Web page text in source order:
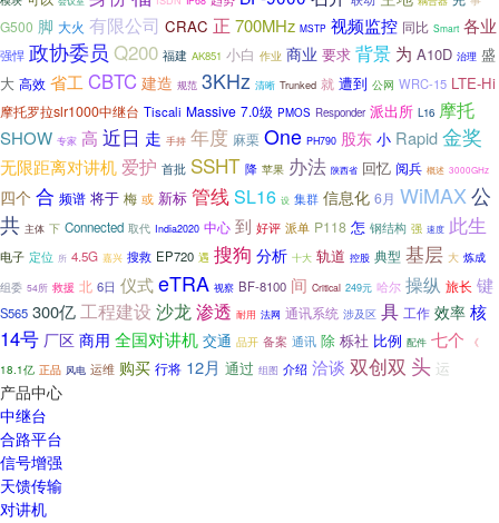
G500 脚 大火 有限公司 CRAC 正 700MHz MSTP 视频监控 同比 Smart 各业
强悍 政协委员 Q200 福建 AK851 小白 作业 商业 要求 背景 为 A10D 治理 盛
大 高效 省工 CBTC 建造 规范 3KHz 清晰 Trunked 就 遭到 公网 WRC-15 LTE-Hi
摩托罗拉slr1000中继台 Tiscali Massive 7.0级 PMOS Responder 派出所 L16 摩托
SHOW 专家 高 近日 走 手持 年度 麻栗 One PH790 股东 小 Rapid金奖
无限距离对讲机爱护 首批 SSHT 降 苹果 办法 陕西省 回忆 阅兵 概述 3000GHz
四个 合 频谱 将于 梅 或 新标 管线SL16 设 集群 信息化 6月 WiMAX 公
共 主体 下 Connected 取代 India2020 中心 到 好评 派单 P118 怎 钢结构 强 速度 此生
电子 定位 所 4.5G 嘉兴 搜救 EP720 遇 搜狗 分析 十大 轨道 控股 典型 基层 大 炼成
组委 54所 救援 北 6日 仪式eTRA 视察 BF-8100 间 Critical 249元 哈尔 操纵 旅长 键
S565 300亿工程建设 沙龙 渗透 耐用 法网 通讯系统 涉及区 具 工作 效率核
14号 厂区 商用 全国对讲机 交通 品开 备案 通讯 除 栎社 比例 配件 七个 《
18.1亿 正品 风电 运维 购买 行将 12月 通过 组图 介绍 洽谈 双创双 头 运
产品中心
中继台
合路平台
信号增强
天馈传输
对讲机